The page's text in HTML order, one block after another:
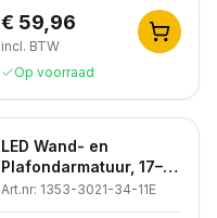
Dimbaar, IP44, Zwart
€ 59,96
incl. BTW
Op voorraad
LED Wand- en
Plafondarmatuur, 17–
21W Instelbaar,
3000K/4000K,
Art.nr: 1353-3021-34-11E